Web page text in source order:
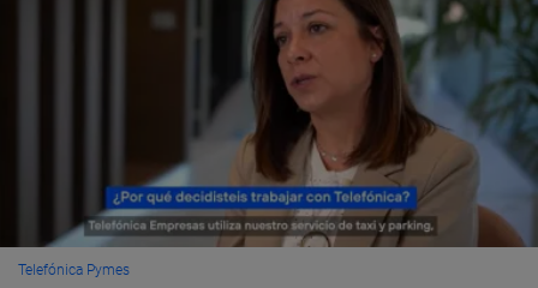
Telefónica Pymes